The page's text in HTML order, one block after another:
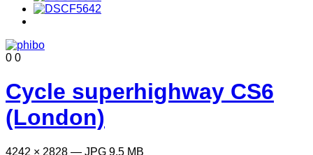
0 0
Cycle superhighway CS6
(London)
4242 × 2828 — JPG 9.5 MB